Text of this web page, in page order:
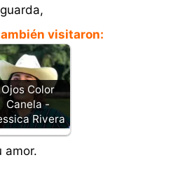
visitaron:
Ojos Color
Canela -
Rivera
amor.